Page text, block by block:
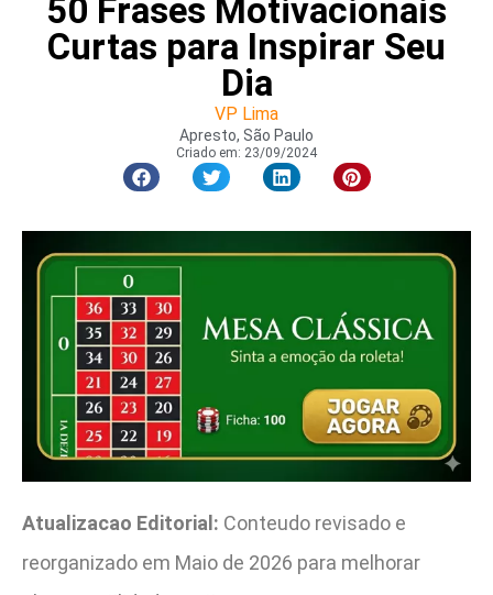
50 Frases Motivacionais
Curtas para Inspirar Seu
Dia
VP Lima
Apresto, São Paulo
Criado em: 23/09/2024
Atualizacao Editorial: Conteudo revisado e
reorganizado em Maio de 2026 para melhorar